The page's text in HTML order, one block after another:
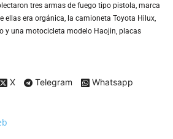
tres armas de fuego tipo pistola, marca
ellas era orgánica, la camioneta Toyota Hilux,
y una motocicleta modelo Haojin, placas
X Telegram Whatsapp